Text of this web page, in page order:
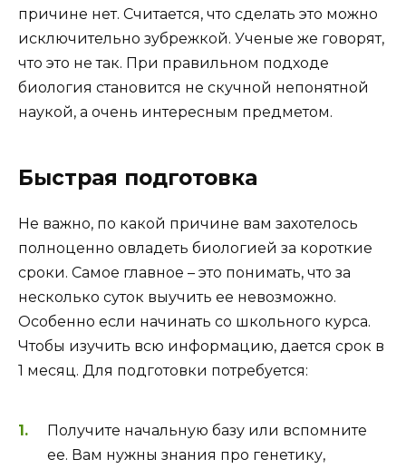
причине нет. Считается, что сделать это можно
исключительно зубрежкой. Ученые же говорят,
что это не так. При правильном подходе
биология становится не скучной непонятной
наукой, а очень интересным предметом.
Быстрая подготовка
Не важно, по какой причине вам захотелось
полноценно овладеть биологией за короткие
сроки. Самое главное – это понимать, что за
несколько суток выучить ее невозможно.
Особенно если начинать со школьного курса.
Чтобы изучить всю информацию, дается срок в
1 месяц. Для подготовки потребуется:
Получите начальную базу или вспомните
ее. Вам нужны знания про генетику,